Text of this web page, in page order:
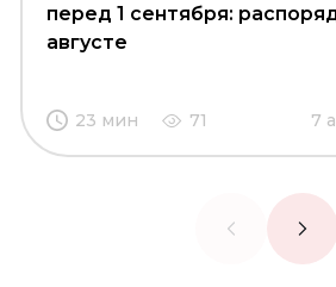
перед 1 сентября:
августе
23 мин 71 7